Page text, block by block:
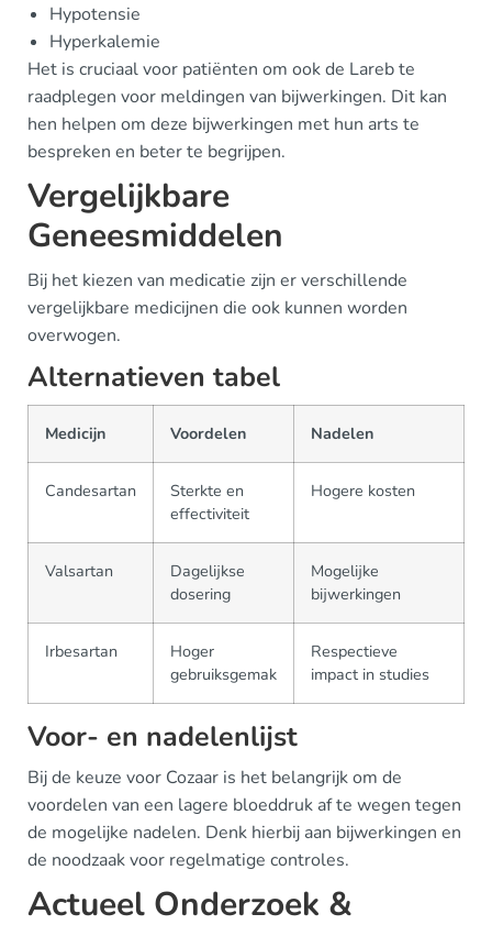
Hypotensie
Hyperkalemie
Het is cruciaal voor patiënten om ook de Lareb te
raadplegen voor meldingen van bijwerkingen. Dit kan
hen helpen om deze bijwerkingen met hun arts te
bespreken en beter te begrijpen.
Vergelijkbare
Geneesmiddelen
Bij het kiezen van medicatie zijn er verschillende
vergelijkbare medicijnen die ook kunnen worden
overwogen.
Alternatieven tabel
Medicijn Voordelen Nadelen
Candesartan
Sterkte en
effectiviteit
Hogere kosten
Valsartan
Dagelijkse
dosering
Mogelijke
bijwerkingen
Irbesartan
Hoger
gebruiksgemak
Respectieve
impact in studies
Voor- en nadelenlijst
Bij de keuze voor Cozaar is het belangrijk om de
voordelen van een lagere bloeddruk af te wegen tegen
de mogelijke nadelen. Denk hierbij aan bijwerkingen en
de noodzaak voor regelmatige controles.
Actueel Onderzoek &